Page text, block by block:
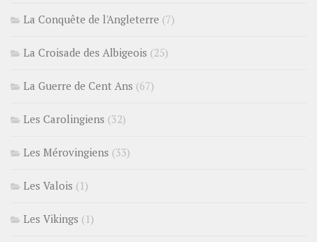
La Conquête de l'Angleterre (7)
La Croisade des Albigeois (25)
La Guerre de Cent Ans (67)
Les Carolingiens (32)
Les Mérovingiens (33)
Les Valois (1)
Les Vikings (1)